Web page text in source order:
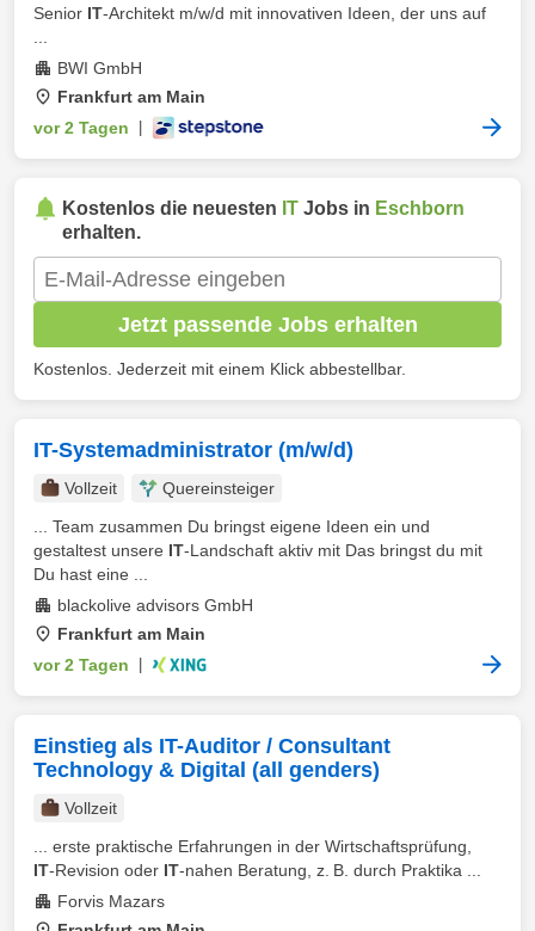
Senior IT-Architekt m/w/d mit innovativen Ideen, der uns auf
BWI GmbH
Frankfurt am Main
vor 2 Tagen
Kostenlos die neuesten IT Jobs in Eschborn
erhalten.
Jetzt passende Jobs erhalten
Kostenlos. Jederzeit mit einem Klick abbestellbar.
IT-Systemadministrator (m/w/d)
Vollzeit
Quereinsteiger
... Team zusammen Du bringst eigene Ideen ein und
gestaltest unsere IT-Landschaft aktiv mit Das bringst du mit
Du hast eine ...
blackolive advisors GmbH
Frankfurt am Main
vor 2 Tagen
Einstieg als IT-Auditor / Consultant
Technology & Digital (all genders)
Vollzeit
... erste praktische Erfahrungen in der Wirtschaftsprüfung,
IT‑Revision oder IT‑nahen Beratung, z. B. durch Praktika ...
Forvis Mazars